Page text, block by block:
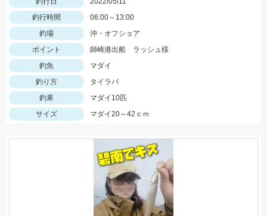
釣行時間
06:00～13:00
釣場
沖・オフショア
ポイント
師崎港出船 ラッシュ様
釣魚
マダイ
釣り方
タイラバ
釣果
マダイ10匹
サイズ
マダイ20～42ｃｍ